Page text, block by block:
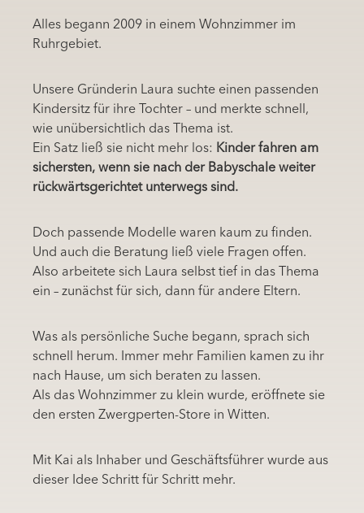
Alles begann 2009 in einem Wohnzimmer im
Ruhrgebiet.
Unsere Gründerin Laura suchte einen passenden
Kindersitz für ihre Tochter – und merkte schnell,
wie unübersichtlich das Thema ist.
Ein Satz ließ sie nicht mehr los: Kinder fahren am
sichersten, wenn sie nach der Babyschale weiter
rückwärtsgerichtet unterwegs sind.
Doch passende Modelle waren kaum zu finden.
Und auch die Beratung ließ viele Fragen offen.
Also arbeitete sich Laura selbst tief in das Thema
ein – zunächst für sich, dann für andere Eltern.
Was als persönliche Suche begann, sprach sich
schnell herum. Immer mehr Familien kamen zu ihr
nach Hause, um sich beraten zu lassen.
Als das Wohnzimmer zu klein wurde, eröffnete sie
den ersten Zwergperten-Store in Witten.
Mit Kai als Inhaber und Geschäftsführer wurde aus
dieser Idee Schritt für Schritt mehr.